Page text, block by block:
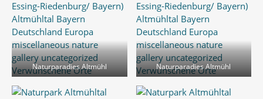
Naturparadies Altmühl Naturparadies Altmühl